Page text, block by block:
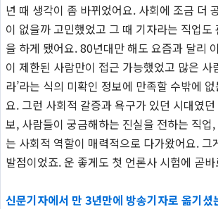
년 때 생각이 좀 바뀌었어요. 사회에 조금 더
이 없을까 고민했었고 그 때 기자라는 직업도
을 하게 됐어요. 80년대만 해도 요즘과 달리
이 제한된 사람만이 접근 가능했었고 많은 사
라’라는 식의 미확인 정보에 만족할 수밖에
요. 그런 사회적 갈증과 욕구가 있던 시대였
보, 사람들이 궁금해하는 진실을 전하는 직업
는 사회적 역할이 매력적으로 다가왔어요. 그
발점이었죠. 운 좋게도 첫 언론사 시험에 곧
신문기자에서 만 3년만에 방송기자로 옮기